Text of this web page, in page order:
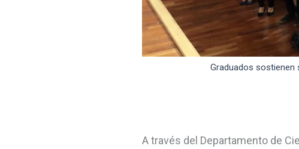
Graduados sostienen
A través del Departamento de